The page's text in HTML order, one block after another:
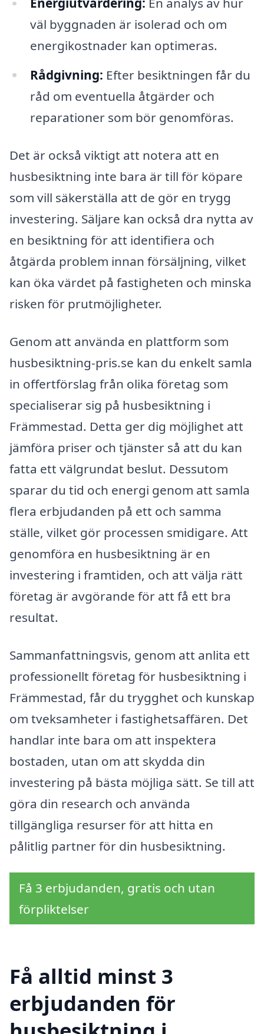
väl byggnaden är isolerad och om
energikostnader kan optimeras.
Rådgivning: Efter besiktningen får du
råd om eventuella åtgärder och
reparationer som bör genomföras.
Det är också viktigt att notera att en
husbesiktning inte bara är till för köpare
som vill säkerställa att de gör en trygg
investering. Säljare kan också dra nytta av
en besiktning för att identifiera och
åtgärda problem innan försäljning, vilket
kan öka värdet på fastigheten och minska
risken för prutmöjligheter.
Genom att använda en plattform som
husbesiktning-pris.se kan du enkelt samla
in offertförslag från olika företag som
specialiserar sig på husbesiktning i
Främmestad. Detta ger dig möjlighet att
jämföra priser och tjänster så att du kan
fatta ett välgrundat beslut. Dessutom
sparar du tid och energi genom att samla
flera erbjudanden på ett och samma
ställe, vilket gör processen smidigare. Att
genomföra en husbesiktning är en
investering i framtiden, och att välja rätt
företag är avgörande för att få ett bra
resultat.
Sammanfattningsvis, genom att anlita ett
professionellt företag för husbesiktning i
Främmestad, får du trygghet och kunskap
om tveksamheter i fastighetsaffären. Det
handlar inte bara om att inspektera
bostaden, utan om att skydda din
investering på bästa möjliga sätt. Se till att
göra din research och använda
tillgängliga resurser för att hitta en
pålitlig partner för din husbesiktning.
Få 3 erbjudanden, gratis och utan
förpliktelser
Få alltid minst 3
erbjudanden för